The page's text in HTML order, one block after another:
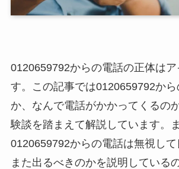
0120659792からの電話の正体はア
す。この記事では0120659792か
か、なんで電話がかかってくるの
験談を踏まえて解説しています。ま
0120659792からの電話は無視し
また出るべきのかを説明している